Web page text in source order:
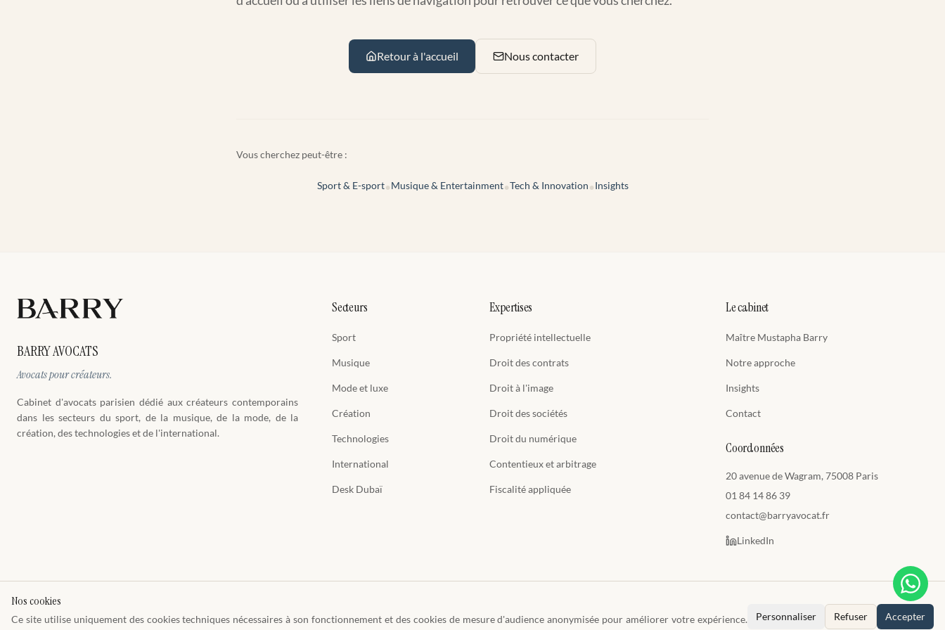
Retour à l'accueil Nous contacter
Vous cherchez peut-être :
Sport & E-sport•Musique & Entertainment•Tech & Innovation•Insights
BARRY AVOCATS
Avocats pour créateurs.
Cabinet d'avocats parisien dédié aux créateurs contemporains
dans les secteurs du sport, de la musique, de la mode, de la
création, des technologies et de l'international.
Secteurs
Sport
Musique
Mode et luxe
Création
Technologies
International
Desk Dubaï
Expertises
Propriété intellectuelle
Droit des contrats
Droit à l'image
Droit des sociétés
Droit du numérique
Contentieux et arbitrage
Fiscalité appliquée
Le cabinet
Maître Mustapha Barry
Notre approche
Insights
Contact
Coordonnées
20 avenue de Wagram, 75008 Paris
01 84 14 86 39
contact@barryavocat.fr
LinkedIn
© 2026 Cabinet Barry Avocats Toque E1449 · Barreau de Paris · SIREN 849 009 477Mentions légales Politique de confidentialitéPolitique des cookiesCGUPréférences cookies Là où le droit rencontre le talent. Site réalisé par
Nos cookies
Ce site utilise uniquement des cookies techniques nécessaires à son fonctionnement et des cookies de mesure d'audience anonymisée pour améliorer votre expérience.
Personnaliser Refuser Accepter